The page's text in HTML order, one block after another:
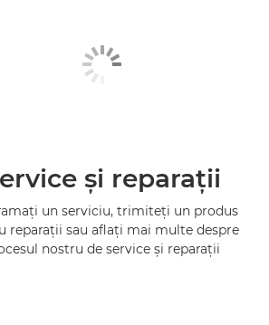
şi reparaţii
un serviciu, trimiteţi un produs
reparaţii sau aflaţi mai multe despre
nostru de service şi reparaţii